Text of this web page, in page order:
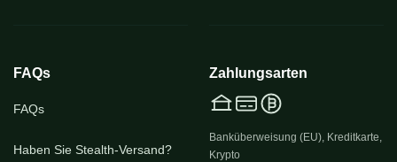
FAQs
FAQs
Haben Sie Stealth-Versand?
Zahlungsarten
Banküberweisung (EU), Kreditkarte,
Krypto